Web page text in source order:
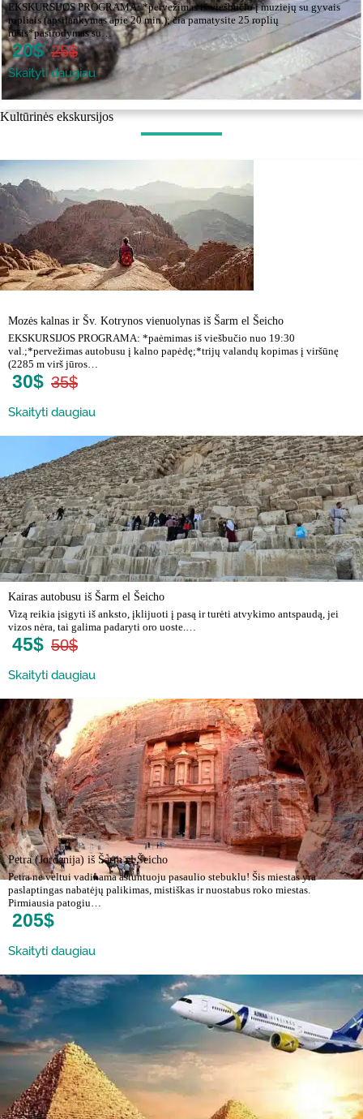
EKSKURSIJOS PROGRAMA: *pervežimas iš viešbučio į muziejų su gyvais
ropliais (apsilankymas apie 20 min.); čia pamatysite 25 roplių
rūšis*pasirodymas su…
20$ 25$
Skaityti daugiau
Kultūrinės ekskursijos
Mozės kalnas ir Šv. Kotrynos vienuolynas iš Šarm el Šeicho
EKSKURSIJOS PROGRAMA: *paėmimas iš viešbučio nuo 19:30
val.;*pervežimas autobusu į kalno papėdę;*trijų valandų kopimas į viršūnę
(2285 m virš jūros…
30$ 35$
Skaityti daugiau
Kairas autobusu iš Šarm el Šeicho
Vizą reikia įsigyti iš anksto, įklijuoti į pasą ir turėti atvykimo antspaudą, jei
vizos nėra, tai galima padaryti oro uoste.…
45$ 50$
Skaityti daugiau
Petra (Jordanija) iš Šarm el Šeicho
Petra ne veltui vadinama aštuntuoju pasaulio stebuklu! Šis miestas yra
paslaptingas nabatėjų palikimas, mistiškas ir nuostabus roko miestas.
Pirmiausia patogiu…
205$
Skaityti daugiau